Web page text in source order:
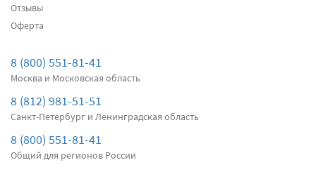
Подробнее
Передние дворники
Подробнее
Отзывы
Оферта
8 (800) 551-81-41
Москва и Московская область
8 (812) 981-51-51
Санкт-Петербург и Ленинградская область
8 (800) 551-81-41
Общий для регионов России